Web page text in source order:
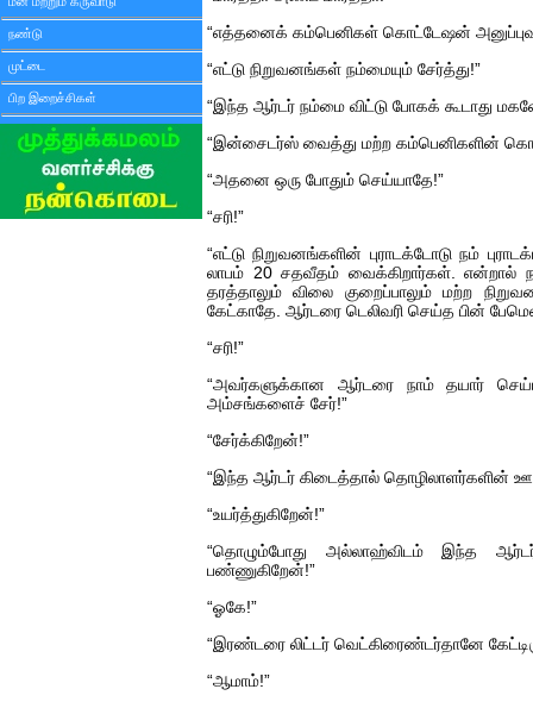
நண்டு
முட்டை
பிற இறைச்சிகள்
“எத்தனைக் கம்பெனிகள் கொட்டேஷன்
“எட்டு நிறுவனங்கள் நம்மையும் சேர்த்து!”
“இந்த ஆர்டர் நம்மை விட்டு போகக் கூடாது
“இன்சைடர்ஸ் வைத்து மற்ற கம்பெனிகளின்
“அதனை ஒரு போதும் செய்யாதே!”
“சரி!”
“எட்டு நிறுவனங்களின் புராடக்டோடு நம்
லாபம் 20 சதவீதம் வைக்கிறார்கள். என்றால்
தரத்தாலும் விலை குறைப்பாலும் மற்ற
கேட்காதே. ஆர்டரை டெலிவரி செய்த பின்
“சரி!”
“அவர்களுக்கான ஆர்டரை நாம் தயார்
அம்சங்களைச் சேர்!”
“சேர்க்கிறேன்!”
“இந்த ஆர்டர் கிடைத்தால் தொழிலாளர்களின்
“உயர்த்துகிறேன்!”
“தொழும்போது அல்லாஹ்விடம் இந்த
பண்ணுகிறேன்!”
“ஓகே!”
“இரண்டரை லிட்டர் வெட்கிரைண்டர்தானே
“ஆமாம்!”